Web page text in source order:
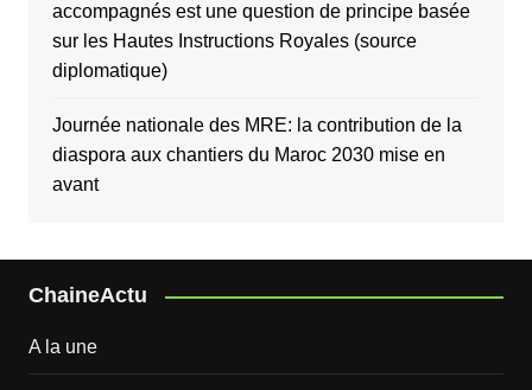
accompagnés est une question de principe basée
sur les Hautes Instructions Royales (source
diplomatique)
Journée nationale des MRE: la contribution de la
diaspora aux chantiers du Maroc 2030 mise en
avant
ChaineActu
A la une